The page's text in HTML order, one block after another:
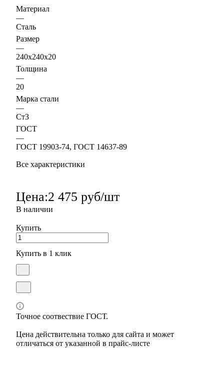
Материал
—
Сталь
Размер
—
240х240х20
Толщина
—
20
Марка стали
—
Ст3
ГОСТ
—
ГОСТ 19903-74, ГОСТ 14637-89
Все характеристики
Цена:2 475 руб/шт
В наличии
Купить
Купить в 1 клик
Точное соотвествие ГОСТ.
Цена действительна только для сайта и может
отличаться от указанной в прайс-листе